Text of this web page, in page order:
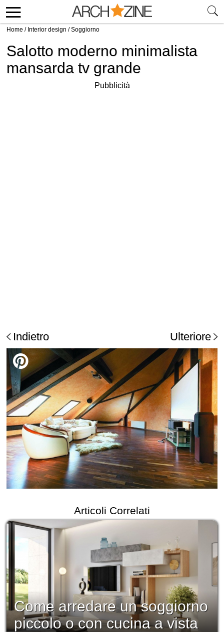
Home / Interior design /Soggiorno
Salotto moderno minimalista
mansarda tv grande
Pubblicità
Indietro Ulteriore
Articoli Correlati
Come arredare un soggiorno
piccolo o con cucina a vista